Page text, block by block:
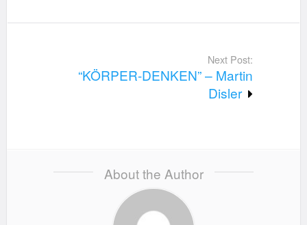
Next Post:
“KÖRPER-DENKEN” – Martin
Disler
About the Author